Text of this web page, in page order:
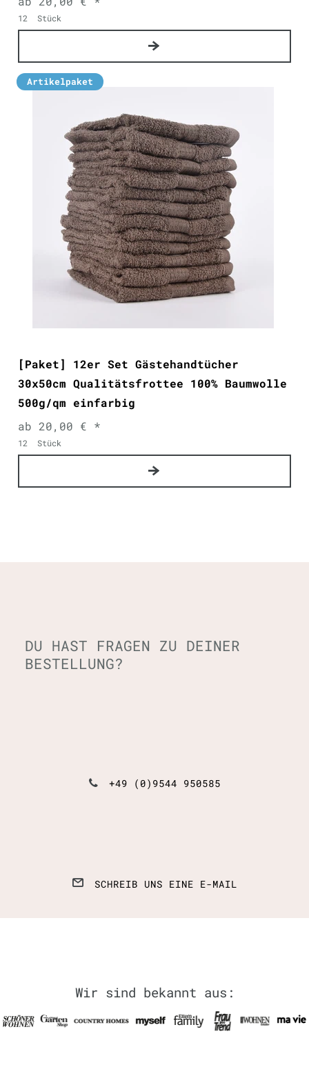
12 Stück
Artikelpaket
[Paket] 12er Set Gästehandtücher
30x50cm Qualitätsfrottee 100% Baumwolle
500g/qm einfarbig
ab 20,00 € *
12 Stück
DU HAST FRAGEN ZU DEINER
BESTELLUNG?
+49 (0)9544 950585
SCHREIB UNS EINE E-MAIL
Wir sind bekannt aus: